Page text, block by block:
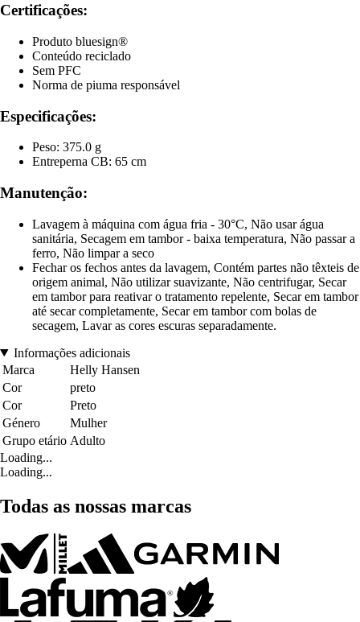
Certificações:
Produto bluesign®
Conteúdo reciclado
Sem PFC
Norma de piuma responsável
Especificações:
Peso: 375.0 g
Entreperna CB: 65 cm
Manutenção:
Lavagem à máquina com água fria - 30°C, Não usar água
sanitária, Secagem em tambor - baixa temperatura, Não passar a
ferro, Não limpar a seco
Fechar os fechos antes da lavagem, Contém partes não têxteis de
origem animal, Não utilizar suavizante, Não centrifugar, Secar
em tambor para reativar o tratamento repelente, Secar em tambor
até secar completamente, Secar em tambor com bolas de
secagem, Lavar as cores escuras separadamente.
Informações adicionais
Marca
Helly Hansen
Cor
preto
Cor
Preto
Género
Mulher
Grupo etário Adulto
Loading...
Loading...
Todas as nossas marcas